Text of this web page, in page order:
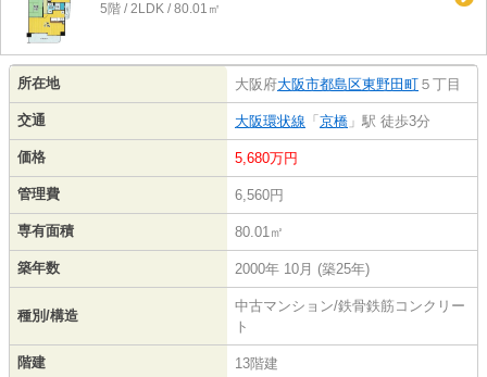
5階 / 2LDK / 80.01㎡
所在地 大阪府大阪市都島区東野田町 ５丁目
交通 大阪環状線 「 京橋 」駅 徒歩3分
価格 5,680万円
管理費 6,560円
専有面積 80.01㎡
築年数 2000年 10月 (築25年)
種別/構造
中古マンション/鉄骨鉄筋コンクリー
ト
階建 13階建